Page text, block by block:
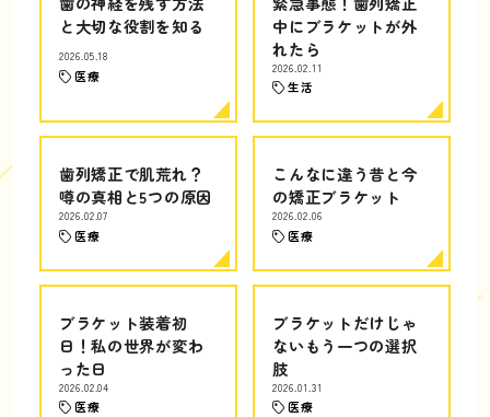
と大切な役割を知る
2026.05.18
医療
中にブラケットが外
れたら
2026.02.11
生活
歯列矯正で肌荒れ？
噂の真相と5つの原因
2026.02.07
医療
こんなに違う昔と今
の矯正ブラケット
2026.02.06
医療
ブラケット装着初
日！私の世界が変わ
った日
2026.02.04
医療
ブラケットだけじゃ
ないもう一つの選択
肢
2026.01.31
医療